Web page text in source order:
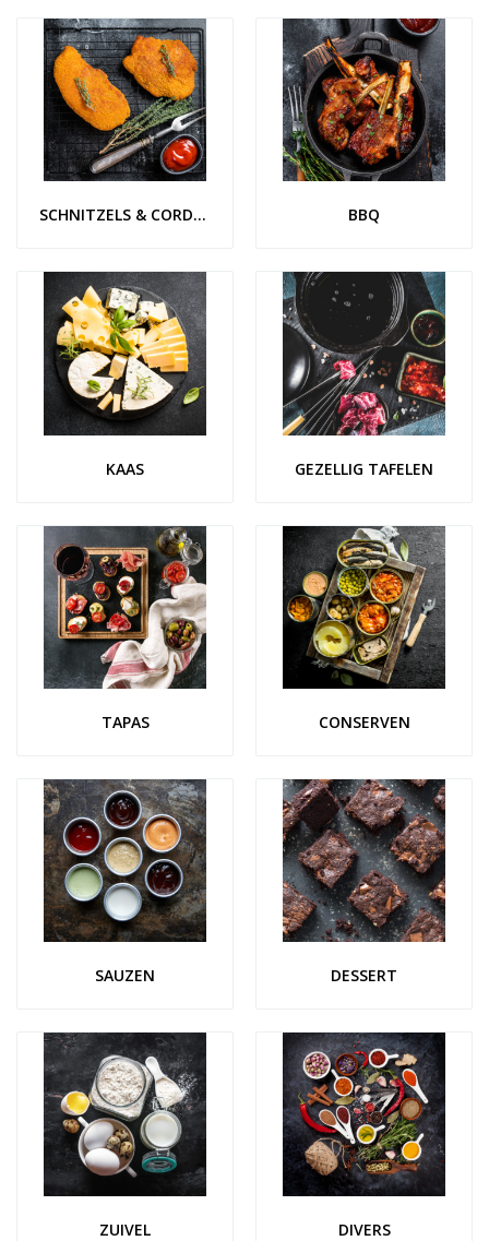
SCHNITZELS & CORDON BLUE BBQ
KAAS GEZELLIG TAFELEN
TAPAS CONSERVEN
SAUZEN DESSERT
ZUIVEL DIVERS